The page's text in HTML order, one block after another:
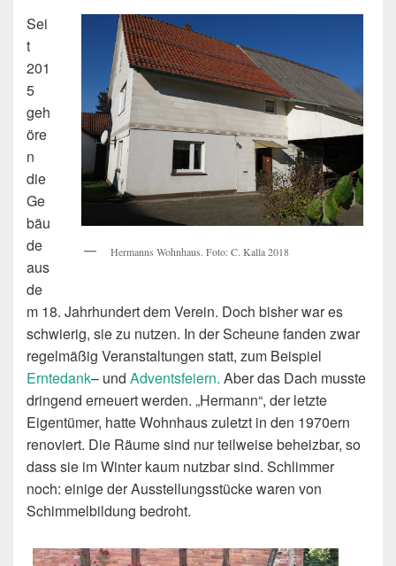
Hermanns Wohnhaus. Foto: C. Kalla 2018
Sei
t
201
5
geh
öre
n
die
Ge
bäu
de
aus
de
m 18. Jahrhundert dem Verein. Doch bisher war es
schwierig, sie zu nutzen. In der Scheune fanden zwar
regelmäßig Veranstaltungen statt, zum Beispiel
Erntedank– und Adventsfeiern. Aber das Dach musste
dringend erneuert werden. „Hermann“, der letzte
Eigentümer, hatte Wohnhaus zuletzt in den 1970ern
renoviert. Die Räume sind nur teilweise beheizbar, so
dass sie im Winter kaum nutzbar sind. Schlimmer
noch: einige der Ausstellungsstücke waren von
Schimmelbildung bedroht.